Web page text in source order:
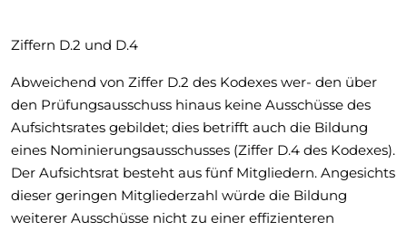
Ziffern D.2 und D.4
Abweichend von Ziffer D.2 des Kodexes wer- den über
den Prüfungsausschuss hinaus keine Ausschüsse des
Aufsichtsrates gebildet; dies betrifft auch die Bildung
eines Nominierungsausschusses (Ziffer D.4 des Kodexes).
Der Aufsichtsrat besteht aus fünf Mitgliedern. Angesichts
dieser geringen Mitgliederzahl würde die Bildung
weiterer Ausschüsse nicht zu einer effizienteren